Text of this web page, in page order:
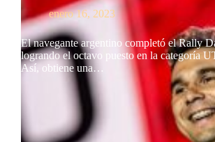
enero 16, 2023
El navegante argentino completó el Rally
logrando el octavo puesto en la categoría
Así, obtiene una…